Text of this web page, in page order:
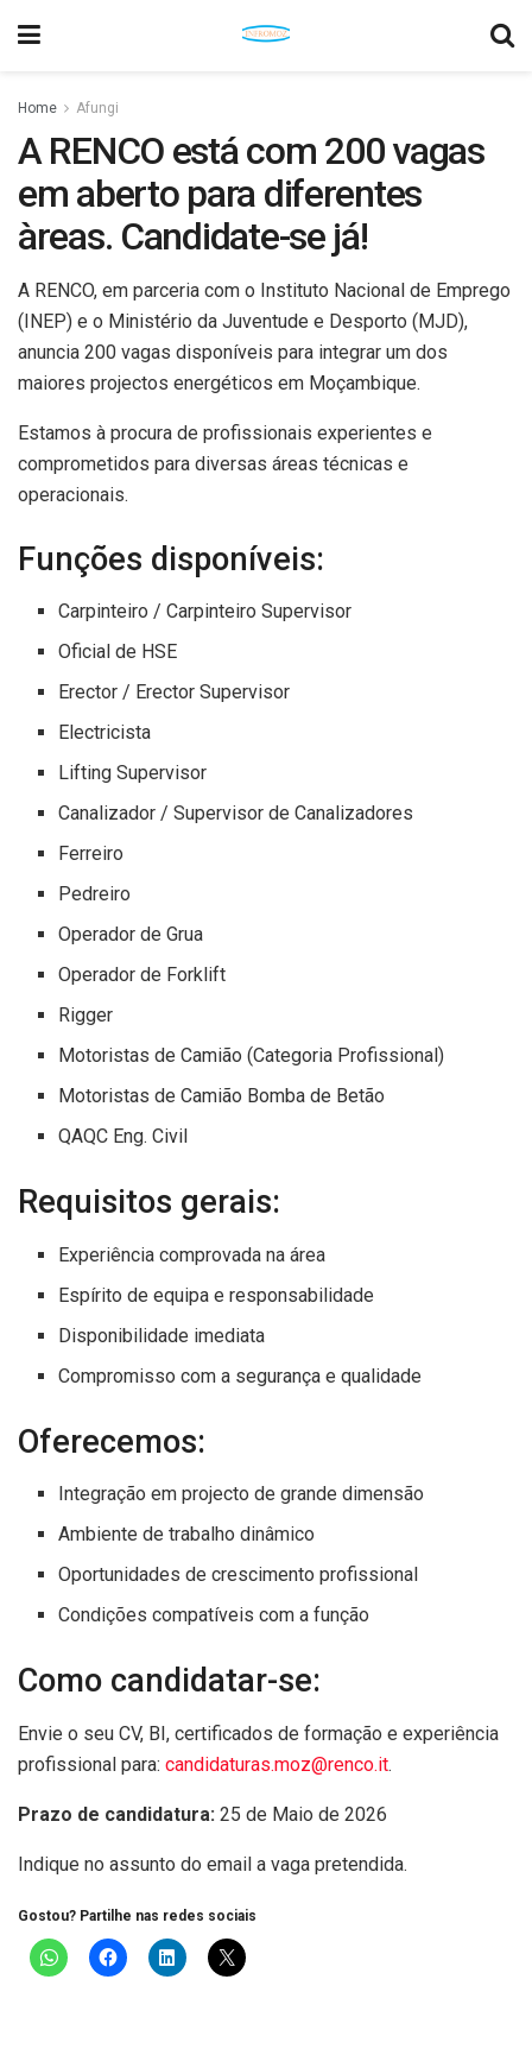
Home Afungi
A RENCO está com 200 vagas
em aberto para diferentes
àreas. Candidate-se já!
A RENCO, em parceria com o Instituto Nacional de Emprego
(INEP) e o Ministério da Juventude e Desporto (MJD),
anuncia 200 vagas disponíveis para integrar um dos
maiores projectos energéticos em Moçambique.
Estamos à procura de profissionais experientes e
comprometidos para diversas áreas técnicas e
operacionais.
Funções disponíveis:
Carpinteiro / Carpinteiro Supervisor
Oficial de HSE
Erector / Erector Supervisor
Electricista
Lifting Supervisor
Canalizador / Supervisor de Canalizadores
Ferreiro
Pedreiro
Operador de Grua
Operador de Forklift
Rigger
Motoristas de Camião (Categoria Profissional)
Motoristas de Camião Bomba de Betão
QAQC Eng. Civil
Requisitos gerais:
Experiência comprovada na área
Espírito de equipa e responsabilidade
Disponibilidade imediata
Compromisso com a segurança e qualidade
Oferecemos:
Integração em projecto de grande dimensão
Ambiente de trabalho dinâmico
Oportunidades de crescimento profissional
Condições compatíveis com a função
Como candidatar-se:
Envie o seu CV, BI, certificados de formação e experiência
profissional para: candidaturas.moz@renco.it.
Prazo de candidatura: 25 de Maio de 2026
Indique no assunto do email a vaga pretendida.
Gostou? Partilhe nas redes sociais